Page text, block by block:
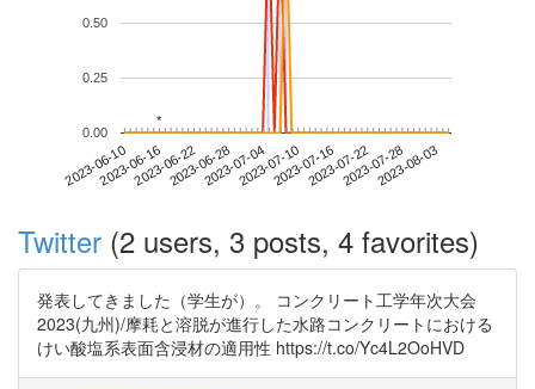
2023-06-102023-06-162023-06-222023-06-282023-07-042023-07-102023-07-162023-07-222023-07-282023-08-03
0.00
0.25
0.50
**
Twitter (2 users, 3 posts, 4 favorites)
発表してきました（学生が）。 コンクリート工学年次大会
2023(九州)/摩耗と溶脱が進行した水路コンクリートにおける
けい酸塩系表面含浸材の適用性 https://t.co/Yc4L2OoHVD